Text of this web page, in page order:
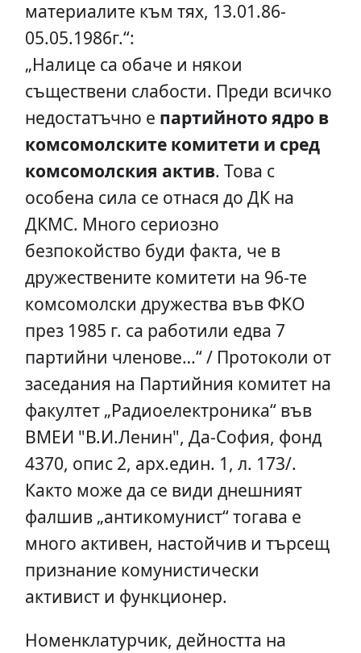
материалите към тях, 13.01.86-
05.05.1986г.“:
„Налице са обаче и някои
съществени слабости. Преди всичко
недостатъчно е партийното ядро в
комсомолските комитети и сред
комсомолския актив. Това с
особена сила се отнася до ДК на
ДКМС. Много сериозно
безпокойство буди факта, че в
дружествените комитети на 96-те
комсомолски дружества във ФКО
през 1985 г. са работили едва 7
партийни членове…“ / Протоколи от
заседания на Партийния комитет на
факултет „Радиоелектроника“ във
ВМЕИ "В.И.Ленин", Да-София, фонд
4370, опис 2, арх.един. 1, л. 173/.
Както може да се види днешният
фалшив „антикомунист“ тогава е
много активен, настойчив и търсещ
признание комунистически
активист и функционер.
Номенклатурчик, дейността на